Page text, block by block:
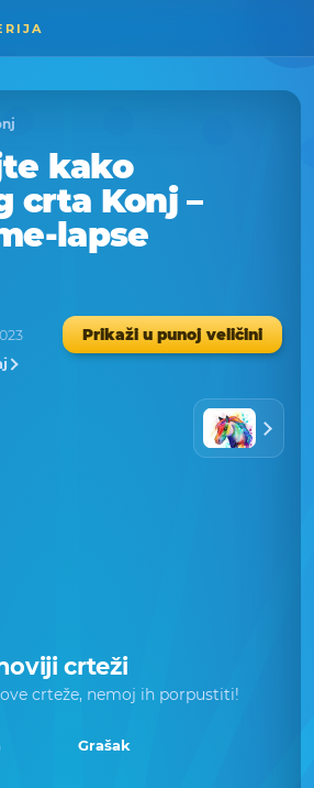
kako
crta Konj –
lapse
Prikaži u punoj veličini
crteži
crteže, nemoj ih porpustiti!
Grašak